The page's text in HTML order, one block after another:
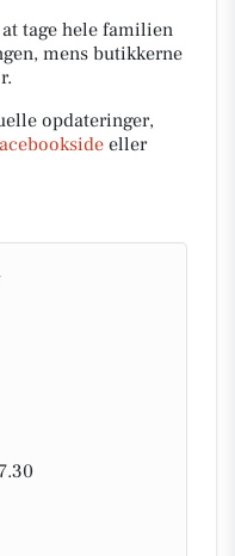
tage hele familien
mens butikkerne
opdateringer,
eller